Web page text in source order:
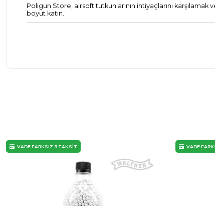
Poligun Store, airsoft tutkunlarının ihtiyaçlarını
boyut katın.
VADE FARKSIZ 3 TAKSİT VADE